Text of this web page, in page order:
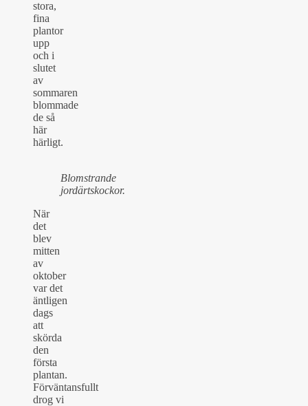
stora,
fina
plantor
upp
och i
slutet
av
sommaren
blommade
de så
här
härligt.
Blomstrande
jordärtskockor.
När
det
blev
mitten
av
oktober
var det
äntligen
dags
att
skörda
den
första
plantan.
Förväntansfullt
drog vi